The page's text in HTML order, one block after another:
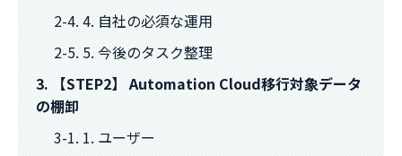
2-4. 4. 自社の必須な運用
2-5. 5. 今後のタスク整理
3. 【STEP2】 Automation Cloud移行対象データ
の棚卸
3-1. 1. ユーザー